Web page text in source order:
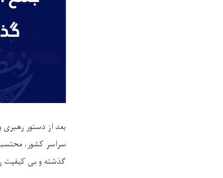
بعد از دستور
سراسر کشور،
گذشته و بی کیفیت